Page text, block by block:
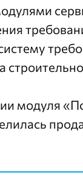
модуля